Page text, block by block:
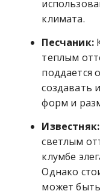
климата.
Песчаник:
теплым
поддается
создавать
форм и
Известняк:
светлым
клумбе
Однако
может